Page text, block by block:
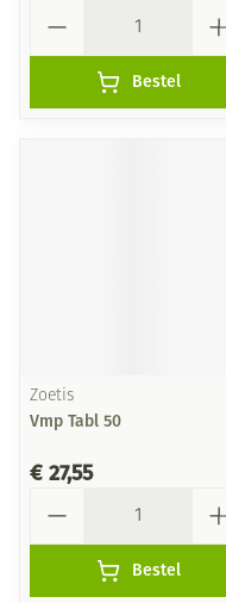
Bestel
Zoetis
Vmp Tabl 50
€ 27,55
Bestel